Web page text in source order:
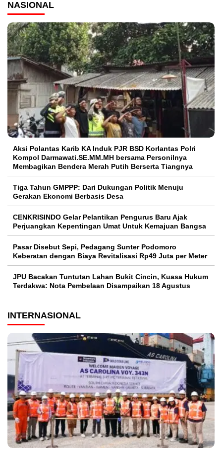
NASIONAL
Aksi Polantas Karib KA Induk PJR BSD Korlantas Polri
Kompol Darmawati.SE.MM.MH bersama Personilnya
Membagikan Bendera Merah Putih Berserta Tiangnya
Tiga Tahun GMPPP: Dari Dukungan Politik Menuju
Gerakan Ekonomi Berbasis Desa
CENKRISINDO Gelar Pelantikan Pengurus Baru Ajak
Perjuangkan Kepentingan Umat Untuk Kemajuan Bangsa
Pasar Disebut Sepi, Pedagang Sunter Podomoro
Keberatan dengan Biaya Revitalisasi Rp49 Juta per Meter
JPU Bacakan Tuntutan Lahan Bukit Cincin, Kuasa Hukum
Terdakwa: Nota Pembelaan Disampaikan 18 Agustus
INTERNASIONAL